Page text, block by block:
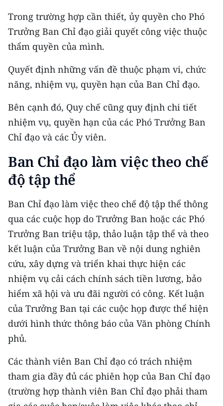
VỀ BÁO NHÂN DÂN
NHÂN DÂN CUỐI TUẦN
NHÂN DÂN HẰNG THÁNG
MUA BÁO
ĐỌC BÁO IN
ENGLISH
FRANÇAIS
РУССКИЙ
ESPAÑOL
한국어
Trong trường hợp cần thiết, ủy quyền cho Phó
Trưởng Ban Chỉ đạo giải quyết công việc thuộc
thẩm quyền của mình.
Quyết định những vấn đề thuộc phạm vi, chức
năng, nhiệm vụ, quyền hạn của Ban Chỉ đạo.
Bên cạnh đó, Quy chế cũng quy định chi tiết
nhiệm vụ, quyền hạn của các Phó Trưởng Ban
Chỉ đạo và các Ủy viên.
Ban Chỉ đạo làm việc theo chế
độ tập thể
Ban Chỉ đạo làm việc theo chế độ tập thể thông
qua các cuộc họp do Trưởng Ban hoặc các Phó
Trưởng Ban triệu tập, thảo luận tập thể và theo
kết luận của Trưởng Ban về nội dung nghiên
cứu, xây dựng và triển khai thực hiện các
nhiệm vụ cải cách chính sách tiền lương, bảo
hiểm xã hội và ưu đãi người có công. Kết luận
của Trưởng Ban tại các cuộc họp được thể hiện
dưới hình thức thông báo của Văn phòng Chính
phủ.
Các thành viên Ban Chỉ đạo có trách nhiệm
tham gia đầy đủ các phiên họp của Ban Chỉ đạo
(trường hợp thành viên Ban Chỉ đạo phải tham